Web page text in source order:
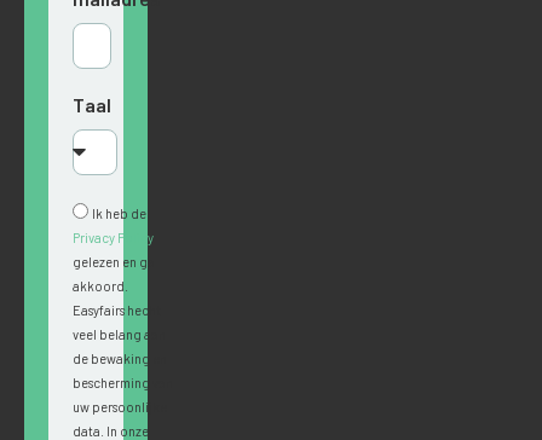
Taal
Ik heb de
Privacy Policy
gelezen en ga
akkoord.
Easyfairs hecht
veel belang aan
de bewaking en
bescherming van
uw persoonlijke
data. In onze